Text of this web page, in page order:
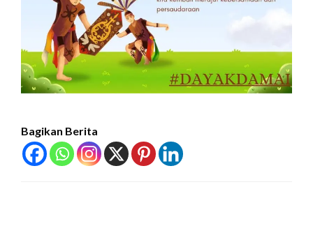
Bagikan Berita